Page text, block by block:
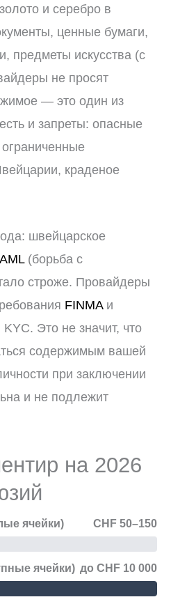
и серебро в
ценные бумаги,
предметы искусства (с
не просят
— это один из
и запреты: опасные
краденое
швейцарское
AML(борьба с
строже. Провайдеры
FINMAи
Это не значит, что
содержимым вашей
при заключении
и не подлежит
на 2026
ячейки) CHF 50–150
ячейки) до CHF 10 000